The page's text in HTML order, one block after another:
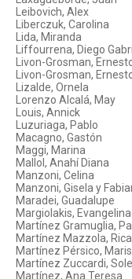
Leibovich, Alex
Liberczuk, Carolina
Lida, Miranda
Liffourrena, Diego
Livon-Grosman,
Livon-Grosman,
Lizalde, Ornela
Lorenzo Alcalá, May
Louis, Annick
Luzuriaga, Pablo
Macagno, Gastón
Maggi, Marina
Mallol, Anahí Diana
Manzoni, Celina
Manzoni, Gisela y
Maradei, Guadalupe
Margiolakis,
Martínez Gramuglia,
Martínez Mazzola,
Martínez Pérsico,
Martínez Zuccardi,
Martínez, Ana Teresa